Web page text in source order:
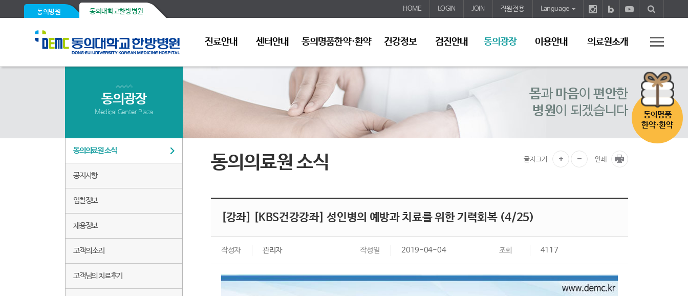
동의병원 동의대학교한방병원 HOME LOGIN JOIN 직원전용 Language
진료안내 센터안내 동의명품한약·환약 건강정보 검진안내 동의광장 이용안내 의료원소개
동의명품
한약·환약
몸과 마음이 편안한
병원이 되겠습니다
동의광장
Medical Center Plaza
동의의료원 소식
공지사항
입찰정보
채용정보
고객의 소리
고객님의 치료후기
동의의료원 소식 글자크기 인쇄
[강좌] [KBS건강강좌] 성인병의 예방과 치료를 위한 기력회복 (4/25)
작성자 관리자 작성일 2019-04-04 조회 4117